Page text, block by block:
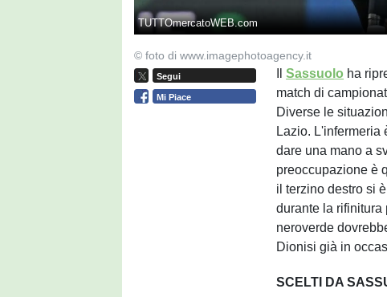
TUTTOmercatoWEB.com
© foto di www.imagephotoagency.it
Segui
Mi Piace
IlSassuolo ha
match di
Diverse le
Lazio. L'infermeria
dare una mano a
preoccupazione è
il terzino destro si
durante la rifinitura
neroverde
Dionisi già in
SCELTI DA